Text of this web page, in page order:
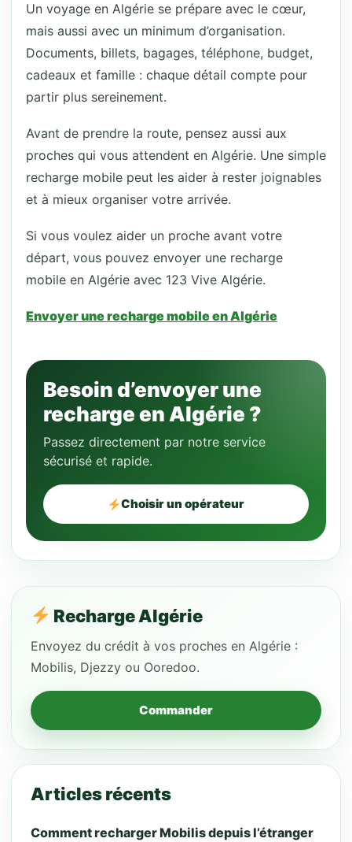
Un voyage en Algérie se prépare avec le cœur,
mais aussi avec un minimum d’organisation.
Documents, billets, bagages, téléphone, budget,
cadeaux et famille : chaque détail compte pour
partir plus sereinement.
Avant de prendre la route, pensez aussi aux
proches qui vous attendent en Algérie. Une simple
recharge mobile peut les aider à rester joignables
et à mieux organiser votre arrivée.
Si vous voulez aider un proche avant votre
départ, vous pouvez envoyer une recharge
mobile en Algérie avec 123 Vive Algérie.
Envoyer une recharge mobile en Algérie
Besoin d’envoyer une
recharge en Algérie ?
Passez directement par notre service
sécurisé et rapide.
Choisir un opérateur
Recharge Algérie
Envoyez du crédit à vos proches en Algérie :
Mobilis, Djezzy ou Ooredoo.
Commander
Articles récents
Comment recharger Mobilis depuis l’étranger
جدهvient de faire plaisir à sa famille !